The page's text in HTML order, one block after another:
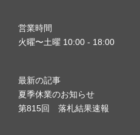
営業時間
火曜〜土曜 10:00 - 18:00
最新の記事
夏季休業のお知らせ
第815回 落札結果速報